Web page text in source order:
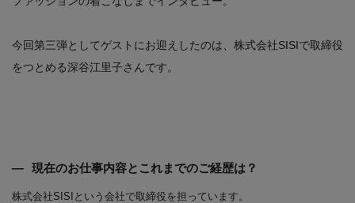
今回第三弾としてゲストにお迎えしたのは、株式会社SISIで取締役
をつとめる深谷江里子さんです。
現在のお仕事内容とこれまでのご経歴は？
株式会社SISIという会社で取締役を担っています。